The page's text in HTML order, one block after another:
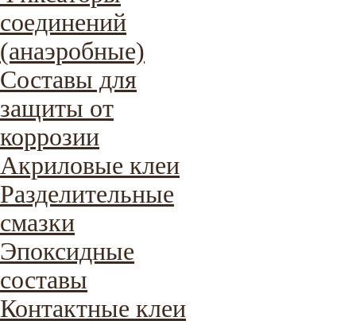
соединений
(анаэробные)
Составы для
защиты от
коррозии
Акриловые клеи
Разделительные
смазки
Эпоксидные
составы
Контактные клеи